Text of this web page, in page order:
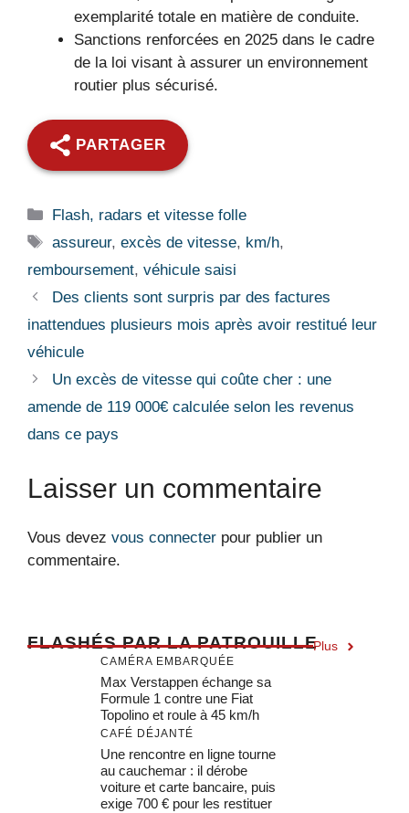
exemplarité totale en matière de conduite.
Sanctions renforcées en 2025 dans le cadre
de la loi visant à assurer un environnement
routier plus sécurisé.
PARTAGER
Catégories
Flash, radars et vitesse folle
Étiquettes
assureur,excès de vitesse, km/h,
remboursement, véhicule saisi
Des clients sont surpris par des factures
inattendues plusieurs mois après avoir restitué leur
véhicule
Un excès de vitesse qui coûte cher : une
amende de 119 000€ calculée selon les revenus
dans ce pays
Laisser un commentaire
Vous devez vous connecter pour publier un
commentaire.
FLASHÉS PAR LA PATROUILLEPlus
CAMÉRA EMBARQUÉE
Max Verstappen échange sa
Formule 1 contre une Fiat
Topolino et roule à 45 km/h
CAFÉ DÉJANTÉ
Une rencontre en ligne tourne
au cauchemar : il dérobe
voiture et carte bancaire, puis
exige 700 € pour les restituer